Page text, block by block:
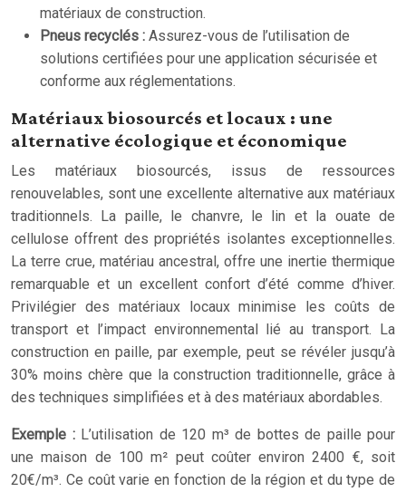
matériaux de construction.
Pneus recyclés : Assurez-vous de l’utilisation de
solutions certifiées pour une application sécurisée et
conforme aux réglementations.
Matériaux biosourcés et locaux : une
alternative écologique et économique
Les matériaux biosourcés, issus de ressources
renouvelables, sont une excellente alternative aux matériaux
traditionnels. La paille, le chanvre, le lin et la ouate de
cellulose offrent des propriétés isolantes exceptionnelles.
La terre crue, matériau ancestral, offre une inertie thermique
remarquable et un excellent confort d’été comme d’hiver.
Privilégier des matériaux locaux minimise les coûts de
transport et l’impact environnemental lié au transport. La
construction en paille, par exemple, peut se révéler jusqu’à
30% moins chère que la construction traditionnelle, grâce à
des techniques simplifiées et à des matériaux abordables.
Exemple : L’utilisation de 120 m³ de bottes de paille pour
une maison de 100 m² peut coûter environ 2400 €, soit
20€/m³. Ce coût varie en fonction de la région et du type de